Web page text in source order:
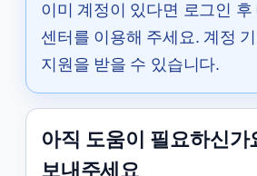
이미 계정이 있다면 로그인 후
센터를 이용해 주세요. 계정
지원을 받을 수 있습니다.
아직 도움이 필요하신가
보내주세요